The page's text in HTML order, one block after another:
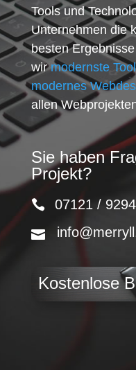
Tools und
Unternehmen die
besten
wirmodernste
modernes
allen
Sie haben
Projekt?
07121 /
Kostenlose